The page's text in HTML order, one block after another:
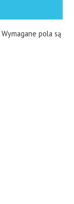
Wymagane pola są